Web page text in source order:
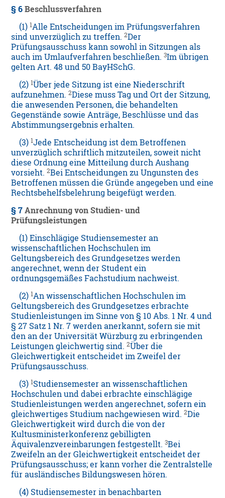
§ 6 Beschlussverfahren
(1)1Alle Entscheidungen im Prüfungsverfahren
sind unverzüglich zu treffen.2Der
Prüfungsausschuss kann sowohl in Sitzungen als
auch im Umlaufverfahren beschließen.3Im übrigen
gelten Art. 48 und 50 BayHSchG.
(2)1Über jede Sitzung ist eine Niederschrift
aufzunehmen.2Diese muss Tag und Ort der Sitzung,
die anwesenden Personen, die behandelten
Gegenstände sowie Anträge, Beschlüsse und das
Abstimmungsergebnis erhalten.
(3)1Jede Entscheidung ist dem Betroffenen
unverzüglich schriftlich mitzuteilen, soweit nicht
diese Ordnung eine Mitteilung durch Aushang
vorsieht.2Bei Entscheidungen zu Ungunsten des
Betroffenen müssen die Gründe angegeben und eine
Rechtsbehelfsbelehrung beigefügt werden.
§ 7 Anrechnung von Studien- und
Prüfungsleistungen
(1) Einschlägige Studiensemester an
wissenschaftlichen Hochschulen im
Geltungsbereich des Grundgesetzes werden
angerechnet, wenn der Student ein
ordnungsgemäßes Fachstudium nachweist.
(2)1An wissenschaftlichen Hochschulen im
Geltungsbereich des Grundgesetzes erbrachte
Studienleistungen im Sinne von § 10 Abs. 1 Nr. 4 und
§ 27 Satz 1 Nr. 7 werden anerkannt, sofern sie mit
den an der Universität Würzburg zu erbringenden
Leistungen gleichwertig sind.2Über die
Gleichwertigkeit entscheidet im Zweifel der
Prüfungsausschuss.
(3)1Studiensemester an wissenschaftlichen
Hochschulen und dabei erbrachte einschlägige
Studienleistungen werden angerechnet, sofern ein
gleichwertiges Studium nachgewiesen wird.2Die
Gleichwertigkeit wird durch die von der
Kultusministerkonferenz gebilligten
Äquivalenzvereinbarungen festgestellt.3Bei
Zweifeln an der Gleichwertigkeit entscheidet der
Prüfungsausschuss; er kann vorher die Zentralstelle
für ausländisches Bildungswesen hören.
(4) Studiensemester in benachbarten